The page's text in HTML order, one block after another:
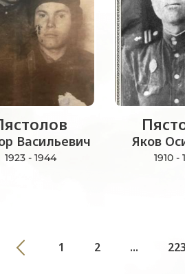
Васильевич
1923 - 1944
Яков
1910 -
1 2 ...